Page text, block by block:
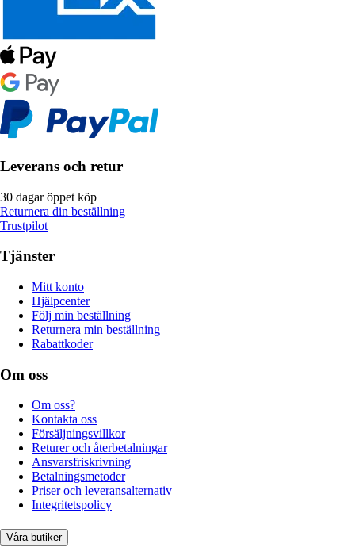
Leverans och retur
30 dagar öppet köp
Returnera din beställning
Trustpilot
Tjänster
Mitt konto
Hjälpcenter
Följ min beställning
Returnera min beställning
Rabattkoder
Om oss
Om oss?
Kontakta oss
Försäljningsvillkor
Returer och återbetalningar
Ansvarsfriskrivning
Betalningsmetoder
Priser och leveransalternativ
Integritetspolicy
Våra butiker